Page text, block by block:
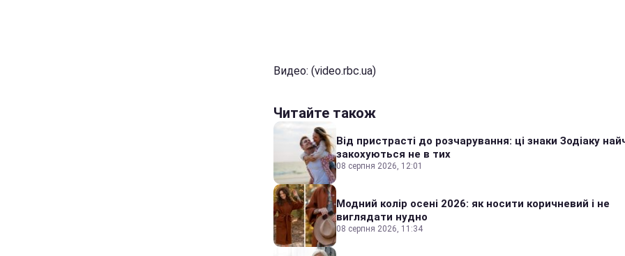
Видео: (video.rbc.ua)
Читайте також
Від пристрасті до розчарування: ці знаки Зодіаку
закохуються не в тих
08 серпня 2026, 12:01
Модний колір осені 2026: як носити коричневий і не
виглядати нудно
08 серпня 2026, 11:34